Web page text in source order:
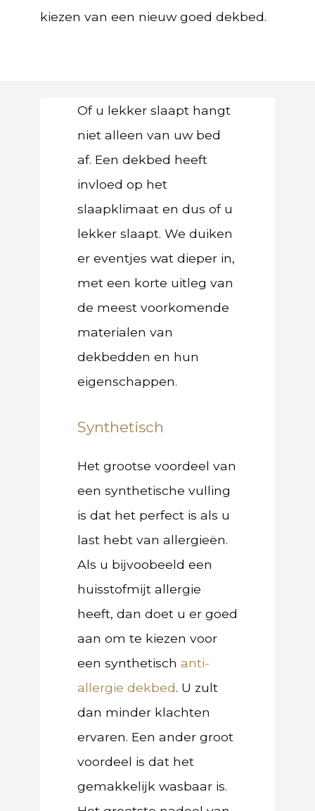
kiezen van een nieuw goed dekbed.
Of u lekker slaapt hangt
niet alleen van uw bed
af. Een dekbed heeft
invloed op het
slaapklimaat en dus of u
lekker slaapt. We duiken
er eventjes wat dieper in,
met een korte uitleg van
de meest voorkomende
materialen van
dekbedden en hun
eigenschappen.
Synthetisch
Het grootse voordeel van
een synthetische vulling
is dat het perfect is als u
last hebt van allergieën.
Als u bijvoobeeld een
huisstofmijt allergie
heeft, dan doet u er goed
aan om te kiezen voor
een synthetisch anti-
allergie dekbed. U zult
dan minder klachten
ervaren. Een ander groot
voordeel is dat het
gemakkelijk wasbaar is.